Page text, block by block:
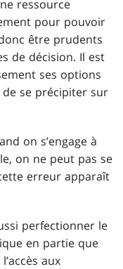
ressource
pour pouvoir
être prudents
de décision. Il est
ses options
se précipiter sur
on s’engage à
on ne peut pas se
erreur apparaît
perfectionner le
en partie que
aux